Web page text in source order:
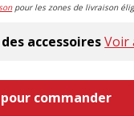
pour les zones de livraison
accessoiresVoir
commander